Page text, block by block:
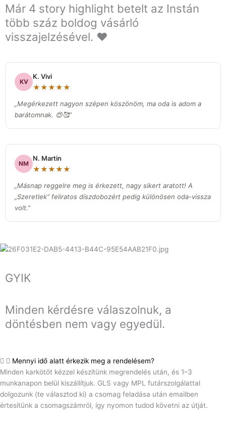
Már 4 story highlight betelt az Instán
több száz boldog vásárló
visszajelzésével. ❤️
KV
K. Vivi
★★★★★
„Megérkezett nagyon szépen köszönöm, ma oda is adom a
barátomnak. 😍🥰”
NM
N. Martin
★★★★★
„Másnap reggelre meg is érkezett, nagy sikert aratott! A
„Szeretlek” feliratos díszdobozért pedig különösen oda-vissza
volt.”
GYIK
Minden kérdésre válaszolnuk, a
döntésben nem vagy egyedül.
Mennyi idő alatt érkezik meg a rendelésem?
Minden karkötőt kézzel készítünk megrendelés után, és 1–3
munkanapon belül kiszállítjuk. GLS vagy MPL futárszolgálattal
dolgozunk (te választod ki) a csomag feladása után emailben
értesítünk a csomagszámról, így nyomon tudod követni az útját.